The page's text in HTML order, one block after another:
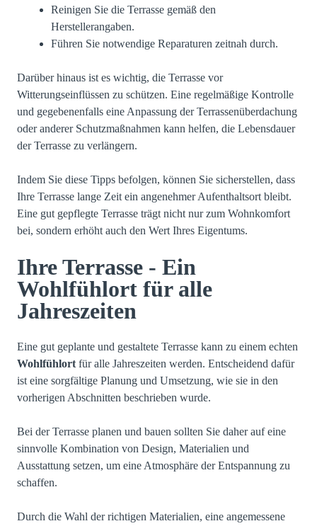
Reinigen Sie die Terrasse gemäß den
Herstellerangaben.
Führen Sie notwendige Reparaturen zeitnah durch.
Darüber hinaus ist es wichtig, die Terrasse vor
Witterungseinflüssen zu schützen. Eine regelmäßige Kontrolle
und gegebenenfalls eine Anpassung der Terrassenüberdachung
oder anderer Schutzmaßnahmen kann helfen, die Lebensdauer
der Terrasse zu verlängern.
Indem Sie diese Tipps befolgen, können Sie sicherstellen, dass
Ihre Terrasse lange Zeit ein angenehmer Aufenthaltsort bleibt.
Eine gut gepflegte Terrasse trägt nicht nur zum Wohnkomfort
bei, sondern erhöht auch den Wert Ihres Eigentums.
Ihre Terrasse - Ein
Wohlfühlort für alle
Jahreszeiten
Eine gut geplante und gestaltete Terrasse kann zu einem echten
Wohlfühlort für alle Jahreszeiten werden. Entscheidend dafür
ist eine sorgfältige Planung und Umsetzung, wie sie in den
vorherigen Abschnitten beschrieben wurde.
Bei derTerrasse planen und bauen sollten Sie daher auf eine
sinnvolle Kombination von Design, Materialien und
Ausstattung setzen, um eine Atmosphäre der Entspannung zu
schaffen.
Durch die Wahl der richtigen Materialien, eine angemessene